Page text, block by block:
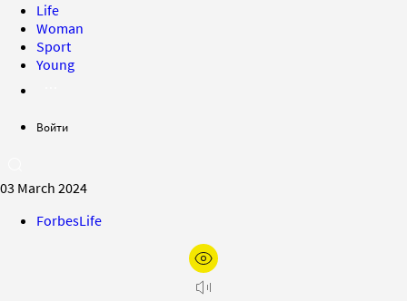
Life
Woman
Sport
Young
Войти
03 March 2024
ForbesLife